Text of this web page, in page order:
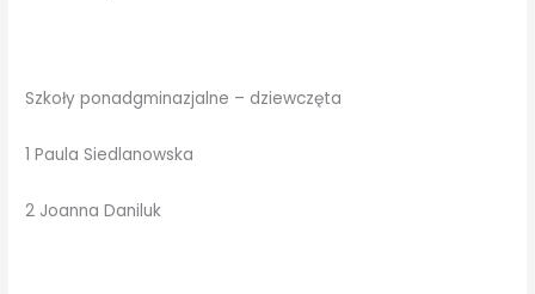
Szkoły ponadgminazjalne – dziewczęta
1 Paula Siedlanowska
2 Joanna Daniluk